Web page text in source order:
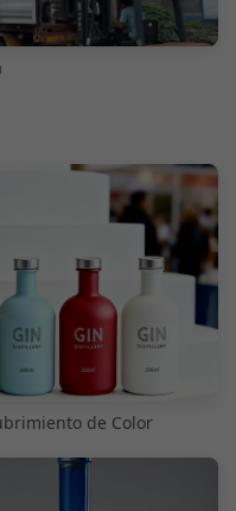
de Color